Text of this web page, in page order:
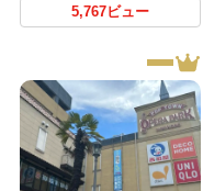
5,767ビュー